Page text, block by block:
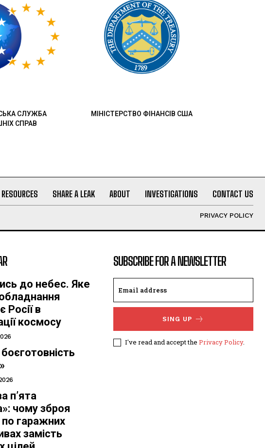
СЛУЖБА
СПРАВ
МІНІСТЕРСТВО ФІНАНСІВ США
SHARE A LEAK ABOUT INVESTIGATIONS CONTACT US
PRIVACY POLICY
до небес. Яке
Росії в
космосу
п’ята
чому зброя
по гаражних
замість
SUBSCRIBE FOR A NEWSLETTER
SING UP
I've read and accept the Privacy Policy.